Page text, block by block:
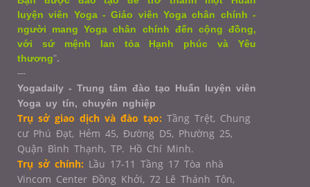
luyện viên Yoga - Giáo viên Yoga chân chính -
người mang Yoga chân chính đến cộng đồng,
với sứ mệnh lan tỏa Hạnh phúc và Yêu
thương".
---
Yogadaily - Trung tâm đào tạo Huấn luyện viên
Yoga uy tín, chuyên nghiệp
Trụ sở giao dịch và đào tạo: Tầng Trệt, Chung
cư Phú Đạt, Hẻm 45, Đường D5, Phường 25,
Quận Bình Thạnh, TP. Hồ Chí Minh.
Trụ sở chính: Lầu 17-11 Tầng 17 Tòa nhà
Vincom Center Đồng Khởi, 72 Lê Thánh Tôn,